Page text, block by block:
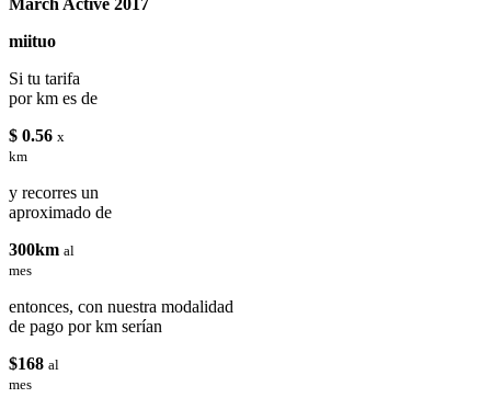
miituo
Si tu tarifa
por km es de
$ 0.56 x
km
y recorres un
aproximado de
300km al
mes
entonces, con nuestra modalidad
de pago por km serían
$168 al
mes